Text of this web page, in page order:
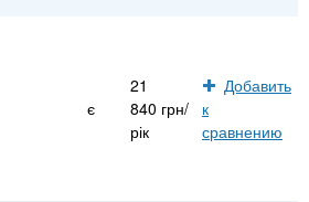
є
21
840 грн/
рік
Добавить
к
сравнению